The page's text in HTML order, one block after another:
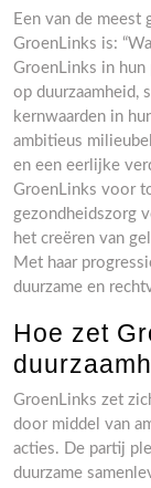
Een van de meest
GroenLinks is:
GroenLinks in hun
op duurzaamheid,
kernwaarden in
ambitieus
en een eerlijke
GroenLinks voor
gezondheidszorg
het creëren van
Met haar
duurzame en
Hoe zet
GroenLinks zet
door middel van
acties. De partij
duurzame